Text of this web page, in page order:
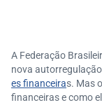
A Federação
nova
es financeiras. Mas
financeiras e como